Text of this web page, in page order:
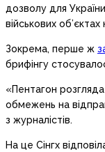
дозволу для
військових об’єктах
Зокрема, перше ж
брифінгу
«Пентагон
обмежень на
з журналістів.
На це Сінгх